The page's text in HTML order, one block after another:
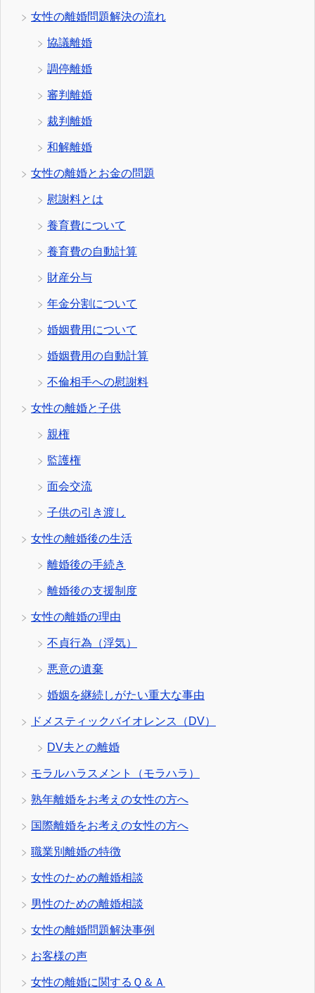
女性の離婚問題解決の流れ
協議離婚
調停離婚
審判離婚
裁判離婚
和解離婚
女性の離婚とお金の問題
慰謝料とは
養育費について
養育費の自動計算
財産分与
年金分割について
婚姻費用について
婚姻費用の自動計算
不倫相手への慰謝料
女性の離婚と子供
親権
監護権
面会交流
子供の引き渡し
女性の離婚後の生活
離婚後の手続き
離婚後の支援制度
女性の離婚の理由
不貞行為（浮気）
悪意の遺棄
婚姻を継続しがたい重大な事由
ドメスティックバイオレンス（DV）
DV夫との離婚
モラルハラスメント（モラハラ）
熟年離婚をお考えの女性の方へ
国際離婚をお考えの女性の方へ
職業別離婚の特徴
女性のための離婚相談
男性のための離婚相談
女性の離婚問題解決事例
お客様の声
女性の離婚に関するＱ＆Ａ